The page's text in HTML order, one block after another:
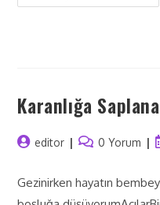
Karanlığa
editor 0 Yorum
Gezinirken hayatın